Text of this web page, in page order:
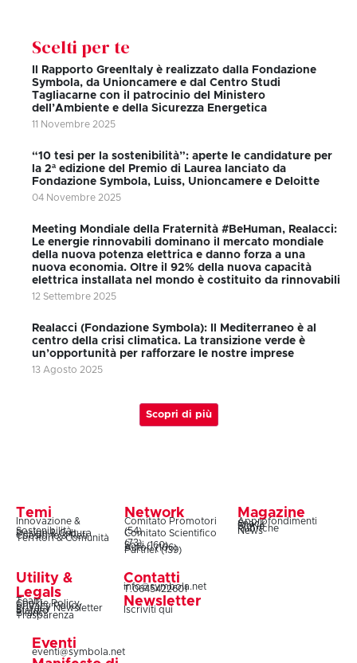
Scelti per te
Il Rapporto GreenItaly è realizzato dalla Fondazione
Symbola, da Unioncamere e dal Centro Studi
Tagliacarne con il patrocinio del Ministero
dell’Ambiente e della Sicurezza Energetica
11 Novembre 2025
“10 tesi per la sostenibilità”: aperte le candidature per
la 2ª edizione del Premio di Laurea lanciato da
Fondazione Symbola, Luiss, Unioncamere e Deloitte
04 Novembre 2025
Meeting Mondiale della Fraternità #BeHuman, Realacci:
Le energie rinnovabili dominano il mercato mondiale
della nuova potenza elettrica e danno forza a una
nuova economia. Oltre il 92% della nuova capacità
elettrica installata nel mondo è costituito da rinnovabili
12 Settembre 2025
Realacci (Fondazione Symbola): Il Mediterraneo è al
centro della crisi climatica. La transizione verde è
un’opportunità per rafforzare le nostre imprese
13 Agosto 2025
Scopri di più
Temi
Innovazione &
Sostenibilità
Design & Cultura
Coesione & Reti
Territori & Comunità
Network
Comitato Promotori
(54)
Comitato Scientifico
(73)
Soci (160)
Autori (106)
Partner (139)
Magazine
Approfondimenti
Snack
Storie
Rubriche
News
Utility &
Legals
Team
Cookie Policy
Privacy Policy
Privacy Newsletter
Statuto
Bilanci
Trasparenza
Contatti
info@symbola.net
T.0645422601
Newsletter
Iscriviti qui
Eventi
eventi@symbola.net